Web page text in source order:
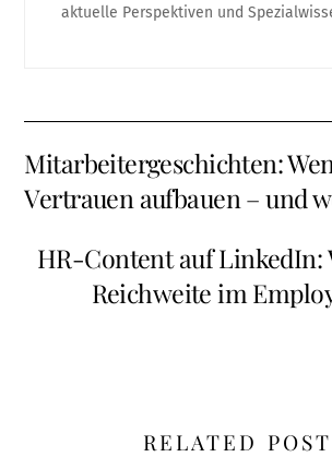
aktuelle Perspektiven und
Mitarbeitergeschichten:
Vertrauen aufbauen – und
HR-Content auf LinkedIn:
Reichweite im
RELATED